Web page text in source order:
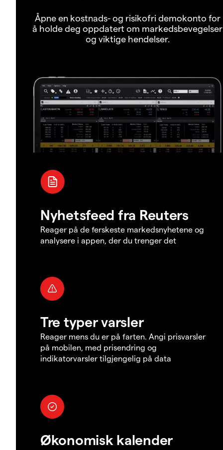
Åpne en kostnads- og risikofri demokonto for
å holde deg oppdatert om markedsbevegelser
og viktige hendelser.
Nyhetsfeed fra Reuters
Reager på de ferskeste markedsnyhetene og
analysere i appen, der du trenger det
Tre typer varsler
Reager mens du er på farten. Angi prisvarsler
på mobilen, med prisendring og
indikatorvarsler tilgjengelig på data
Økonomisk kalender